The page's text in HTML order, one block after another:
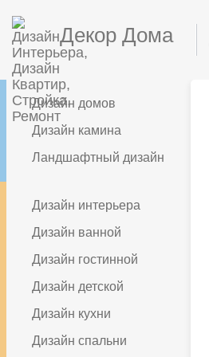
Декор Дома
Дизайн домов
Дизайн камина
Ландшафтный дизайн
Дизайн интерьера
Дизайн ванной
Дизайн гостинной
Дизайн детской
Дизайн кухни
Дизайн спальни